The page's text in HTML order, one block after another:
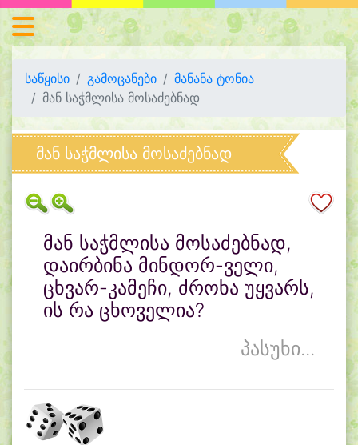
საწყისი გამოცანები
მანანა ტონია
მან საჭმლისა მოსაძებნად
მან საჭმლისა მოსაძებნად
მან საჭმლისა მოსაძებნად,
დაირბინა მინდორ-ველი,
ცხვარ-კამეჩი, ძროხა უყვარს,
ის რა ცხოველია?
პასუხი...